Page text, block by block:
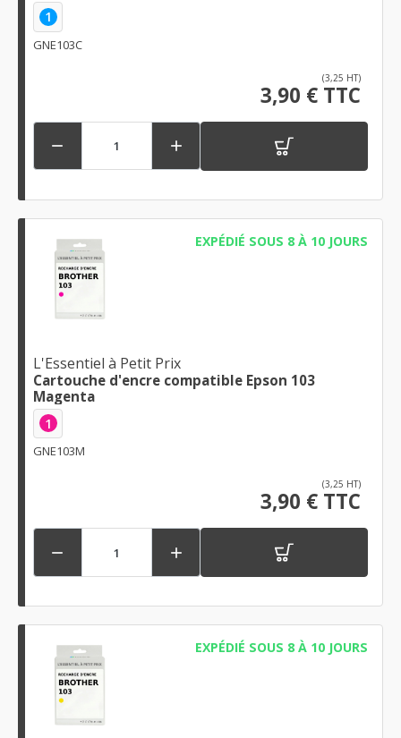
1
GNE103C
(3,25 HT)
3,90 € TTC
 
EXPÉDIÉ SOUS 8 À 10 JOURS
L'Essentiel à Petit Prix
Cartouche d'encre compatible Epson 103
Magenta
1
GNE103M
(3,25 HT)
3,90 € TTC
 
EXPÉDIÉ SOUS 8 À 10 JOURS